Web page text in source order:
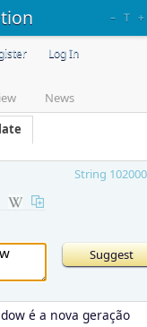
– T +
Log In
News
String 102000
é a nova geração